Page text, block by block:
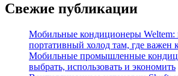
Свежие публикации
Мобильные кондиционеры Weltem:
портативный холод там, где важен
Мобильные промышленные
выбрать, использовать и экономить